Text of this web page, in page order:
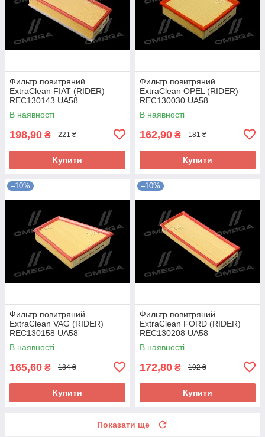
Фильтр повитряний
ExtraClean FIAT (RIDER)
REC130143 UA58
В наявності
198,90 ₴ 221 ₴
Купити
Фильтр повитряний
ExtraClean OPEL (RIDER)
REC130030 UA58
В наявності
162,90 ₴ 181 ₴
Купити
–10%
Фильтр повитряний
ExtraClean VAG (RIDER)
REC130158 UA58
В наявності
165,60 ₴ 184 ₴
Купити
–10%
Фильтр повитряний
ExtraClean FORD (RIDER)
REC130208 UA58
В наявності
172,80 ₴ 192 ₴
Купити
Показати ще